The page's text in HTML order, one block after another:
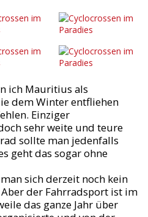
ich Mauritius als
dem Winter entfliehen
Einziger
sehr weite und teure
sollte man jedenfalls
geht das sogar ohne
sich derzeit noch kein
der Fahrradsport ist im
das ganze Jahr über